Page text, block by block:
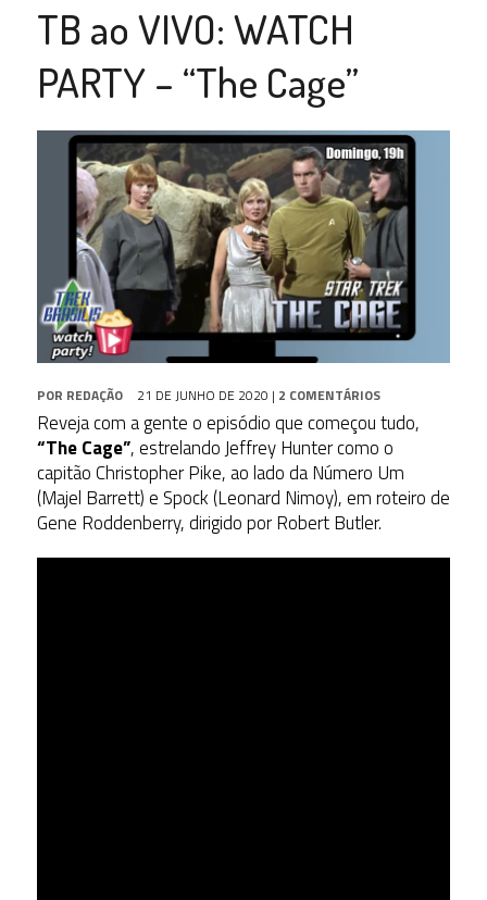
TB ao VIVO: WATCH
PARTY – “The Cage”
POR REDAÇÃO 21 DE JUNHO DE 2020 | 2 COMENTÁRIOS
Reveja com a gente o episódio que começou tudo,
“The Cage”, estrelando Jeffrey Hunter como o
capitão Christopher Pike, ao lado da Número Um
(Majel Barrett) e Spock (Leonard Nimoy), em roteiro de
Gene Roddenberry, dirigido por Robert Butler.